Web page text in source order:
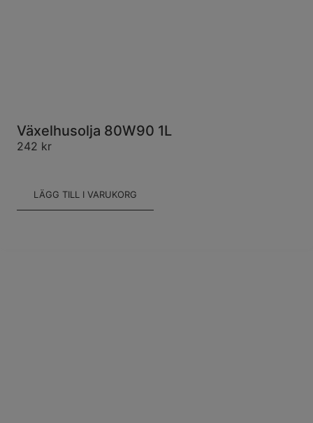
Växelhusolja 80W90 1L
242 kr
LÄGG TILL I VARUKORG